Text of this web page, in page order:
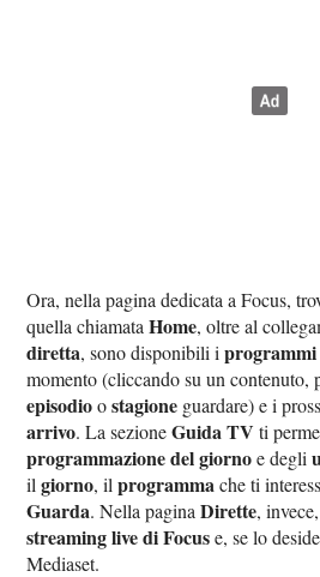
Ora, nella pagina dedicata a Focus,
quella chiamataHome, oltre al
diretta, sono disponibili i
momento (cliccando su un contenuto,
episodioostagione guardare) e i
arrivo. La sezioneGuida TV ti
programmazione del giornoe degli
ilgiorno, ilprogrammache ti
Guarda. Nella paginaDirette,
streaming live di Focuse, se lo
Mediaset.